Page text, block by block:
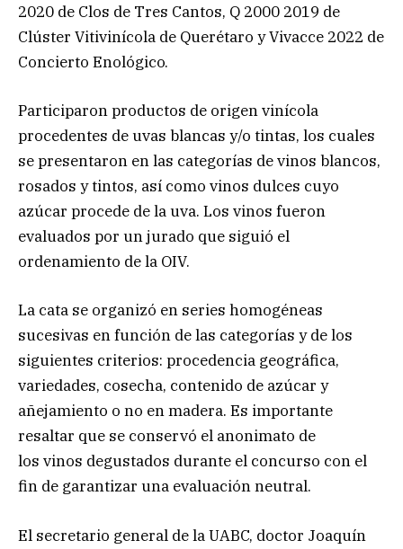
2020 de Clos de Tres Cantos, Q 2000 2019 de
Clúster Vitivinícola de Querétaro y Vivacce 2022 de
Concierto Enológico.
Participaron productos de origen vinícola
procedentes de uvas blancas y/o tintas, los cuales
se presentaron en las categorías de vinos blancos,
rosados y tintos, así como vinos dulces cuyo
azúcar procede de la uva. Los vinos fueron
evaluados por un jurado que siguió el
ordenamiento de la OIV.
La cata se organizó en series homogéneas
sucesivas en función de las categorías y de los
siguientes criterios: procedencia geográfica,
variedades, cosecha, contenido de azúcar y
añejamiento o no en madera. Es importante
resaltar que se conservó el anonimato de
los vinos degustados durante el concurso con el
fin de garantizar una evaluación neutral.
El secretario general de la UABC, doctor Joaquín